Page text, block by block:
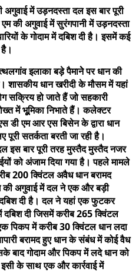
में उड़नदस्ता दल इस बार पूरी
की अगुवाई में सुरंगपानी में उड़नदस्ता
के गोदाम में दबिश दी है। इसमें कई
इलाका बड़े पैमानेे पर धान की
धान खरीदी के मौसम में यहां
सक्रिय हो जाते हैं जो सहकारी
में भूूूूमिका निभाते हैं। कलेक्‍टर
डी एम आर एस बिसेन के द्वारा धान
सतर्कता बरती जा रही है।
इस बार पूरी तरह मुस्तैद मुस्‍तैद नजर
को अंजाम दिया गया है। पहले मामले
200 क्विंटल अवैध धान बरामद
की अगुवाई में दल ने एक और बड़ी
दबिश दी है। दल ने यहां एक फुटकर
दबिश दी जिसमें करीब 265 क्विंटल
पिकप में करीब 30 क्विंटल धान लदा
बरामद हुए धान के संबंध में कोई वैध
बाद गोदाम और पिकप में लदे धान को
के साथ एक और कार्रवाई में